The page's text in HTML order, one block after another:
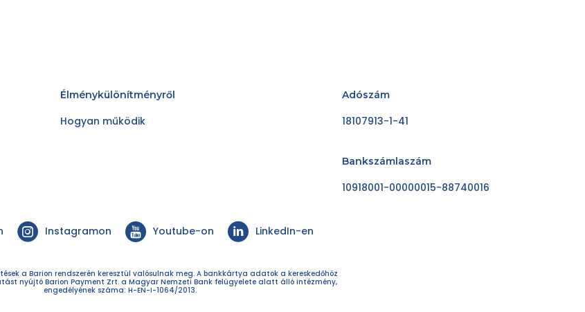
Élménykülönítményről
Hogyan működik
Adószám
18107913-1-41
Bankszámlaszám
10918001-00000015-88740016
Instagramon Youtube-on LinkedIn-en
a Barion rendszerén keresztül valósulnak meg. A bankkártya adatok a kereskedőhöz
nyújtó Barion Payment Zrt. a Magyar Nemzeti Bank felügyelete alatt álló intézmény,
engedélyének száma: H-EN-I-1064/2013.